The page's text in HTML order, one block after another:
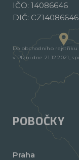
IČO: 14086646
DIČ: CZ14086646
Do obchodního rejstříku
v Plzni dne 21.12.2021,
POBOČKY
Praha